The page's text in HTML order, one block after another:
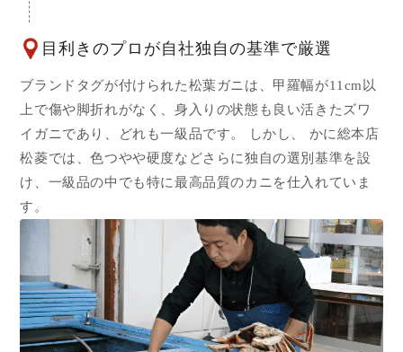
目利きのプロが自社独自の基準で厳選
ブランドタグが付けられた松葉ガニは、甲羅幅が11cm以
上で傷や脚折れがなく、身入りの状態も良い活きたズワ
イガニであり、どれも一級品です。 しかし、 かに総本店
松菱では、色つやや硬度などさらに独自の選別基準を設
け、一級品の中でも特に最高品質のカニを仕入れていま
す。